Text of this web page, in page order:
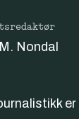
Nondal